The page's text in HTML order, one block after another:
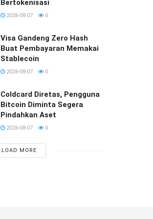
Bertokenisasi
2026-08-07 0
Visa Gandeng Zero Hash
Buat Pembayaran Memakai
Stablecoin
2026-08-07 0
Coldcard Diretas, Pengguna
Bitcoin Diminta Segera
Pindahkan Aset
2026-08-07 0
LOAD MORE